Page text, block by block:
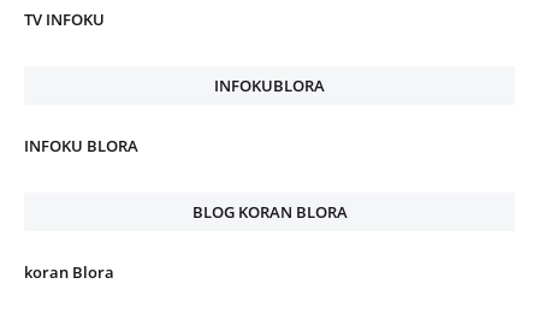
TV INFOKU
INFOKUBLORA
INFOKU BLORA
BLOG KORAN BLORA
koran Blora